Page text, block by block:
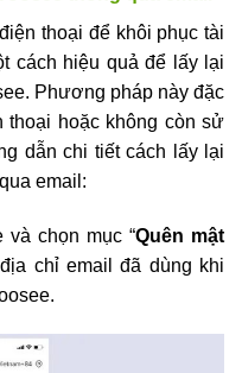
thoại để khôi phục tài
cách hiệu quả để lấy lại
Phương pháp này đặc
thoại hoặc không còn sử
dẫn chi tiết cách lấy lại
email:
và chọn mục “Quên mật
chỉ email đã dùng khi